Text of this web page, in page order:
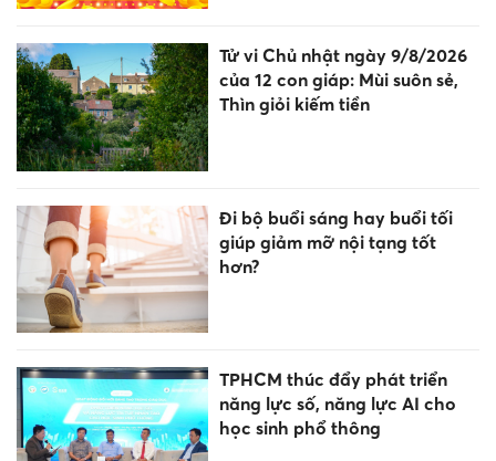
Tử vi Chủ nhật ngày 9/8/2026
của 12 con giáp: Mùi suôn sẻ,
Thìn giỏi kiếm tiền
Đi bộ buổi sáng hay buổi tối
giúp giảm mỡ nội tạng tốt
hơn?
TPHCM thúc đẩy phát triển
năng lực số, năng lực AI cho
học sinh phổ thông